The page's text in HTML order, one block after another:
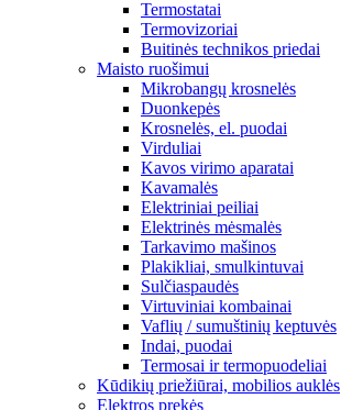
Termostatai
Termovizoriai
Buitinės technikos priedai
Maisto ruošimui
Mikrobangų krosnelės
Duonkepės
Krosnelės, el. puodai
Virduliai
Kavos virimo aparatai
Kavamalės
Elektriniai peiliai
Elektrinės mėsmalės
Tarkavimo mašinos
Plakikliai, smulkintuvai
Sulčiaspaudės
Virtuviniai kombainai
Vaflių / sumuštinių keptuvės
Indai, puodai
Termosai ir termopuodeliai
Kūdikių priežiūrai, mobilios auklės
Elektros prekės